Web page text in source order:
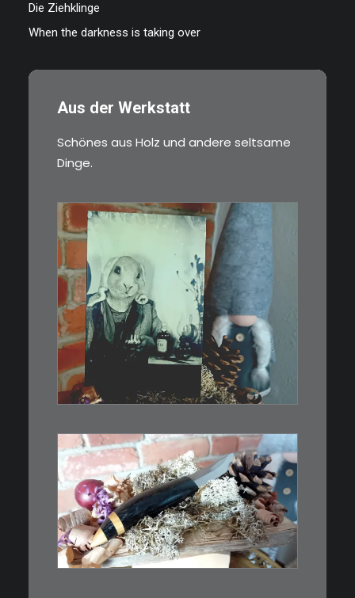
Die Ziehklinge
When the darkness is taking over
Aus der Werkstatt
Schönes aus Holz und andere seltsame
Dinge.
€3,00
Limitierte Auflage. Original:
Abzug von…
€39,00
Kleines Schmuckmesser, ideal
als…